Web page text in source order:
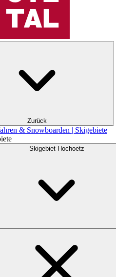
Zurück
& Snowboarden | Skigebiete
Skigebiet Hochoetz